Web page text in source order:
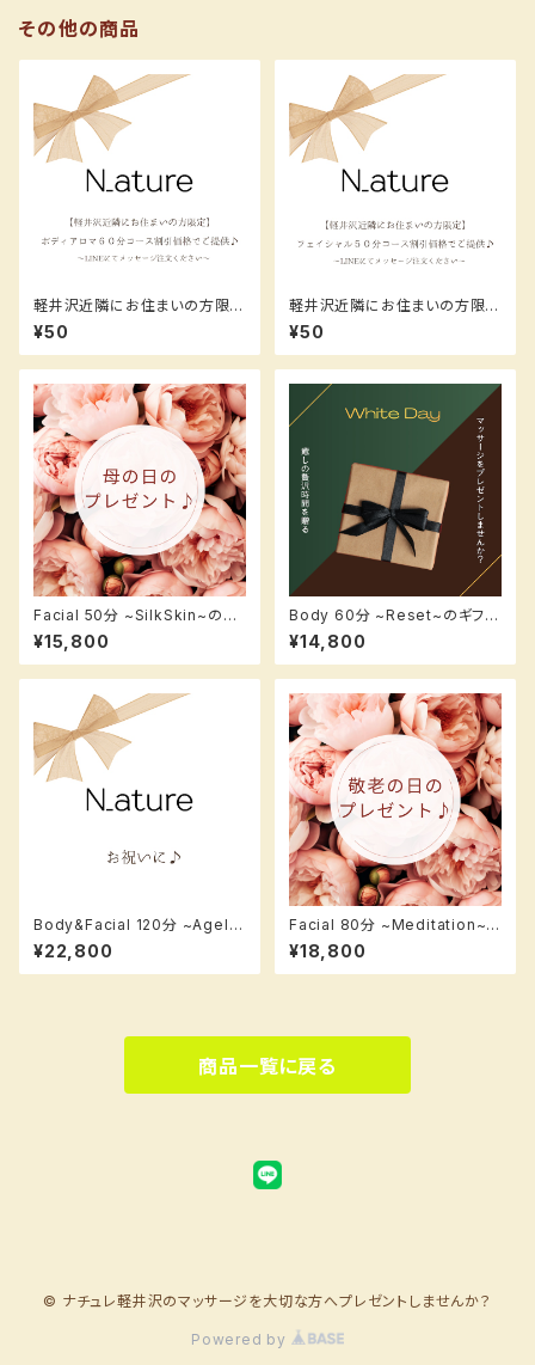
その他の商品
軽井沢近隣にお住まいの方限定
【ボディ60分】※ LINEでご注
文
¥50
軽井沢近隣にお住まいの方限定
【フェイシャル50分】※ LINEで
ご注文
¥50
Facial 50分 ~SilkSkin~のギ
フトカード【フェイシャル50分】
¥15,800
Body 60分 ~Reset~のギフト
カード【ボディアロマ60分】
¥14,800
Body&Facial 120分 ~Agele
ss~のギフトカード【ボディ＆フ
ェイシャル120分】
¥22,800
Facial 80分 ~Meditation~
のギフトカード【フェイシャル80
分】
¥18,800
商品一覧に戻る
© ナチュレ軽井沢のマッサージを大切な方へプレゼントしませんか？
Powered by